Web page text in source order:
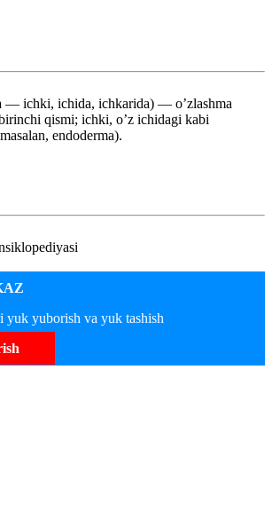
ichki, ichida, ichkarida) — o’zlashma
qismi; ichki, o’z ichidagi kabi
endoderma).
yuk yuborish va yuk tashish